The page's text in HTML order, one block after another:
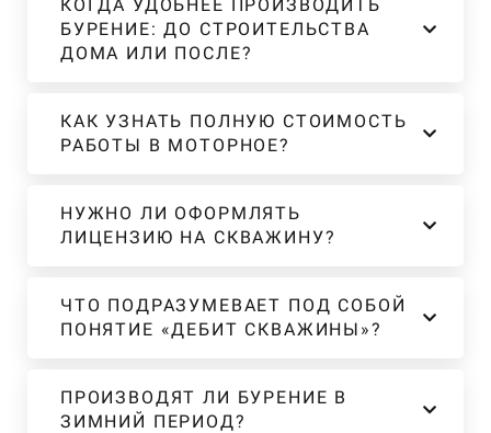
КОГДА УДОБНЕЕ ПРОИЗВОДИТЬ
БУРЕНИЕ: ДО СТРОИТЕЛЬСТВА
ДОМА ИЛИ ПОСЛЕ?
КАК УЗНАТЬ ПОЛНУЮ СТОИМОСТЬ
РАБОТЫ В МОТОРНОЕ?
НУЖНО ЛИ ОФОРМЛЯТЬ
ЛИЦЕНЗИЮ НА СКВАЖИНУ?
ЧТО ПОДРАЗУМЕВАЕТ ПОД СОБОЙ
ПОНЯТИЕ «ДЕБИТ СКВАЖИНЫ»?
ПРОИЗВОДЯТ ЛИ БУРЕНИЕ В
ЗИМНИЙ ПЕРИОД?